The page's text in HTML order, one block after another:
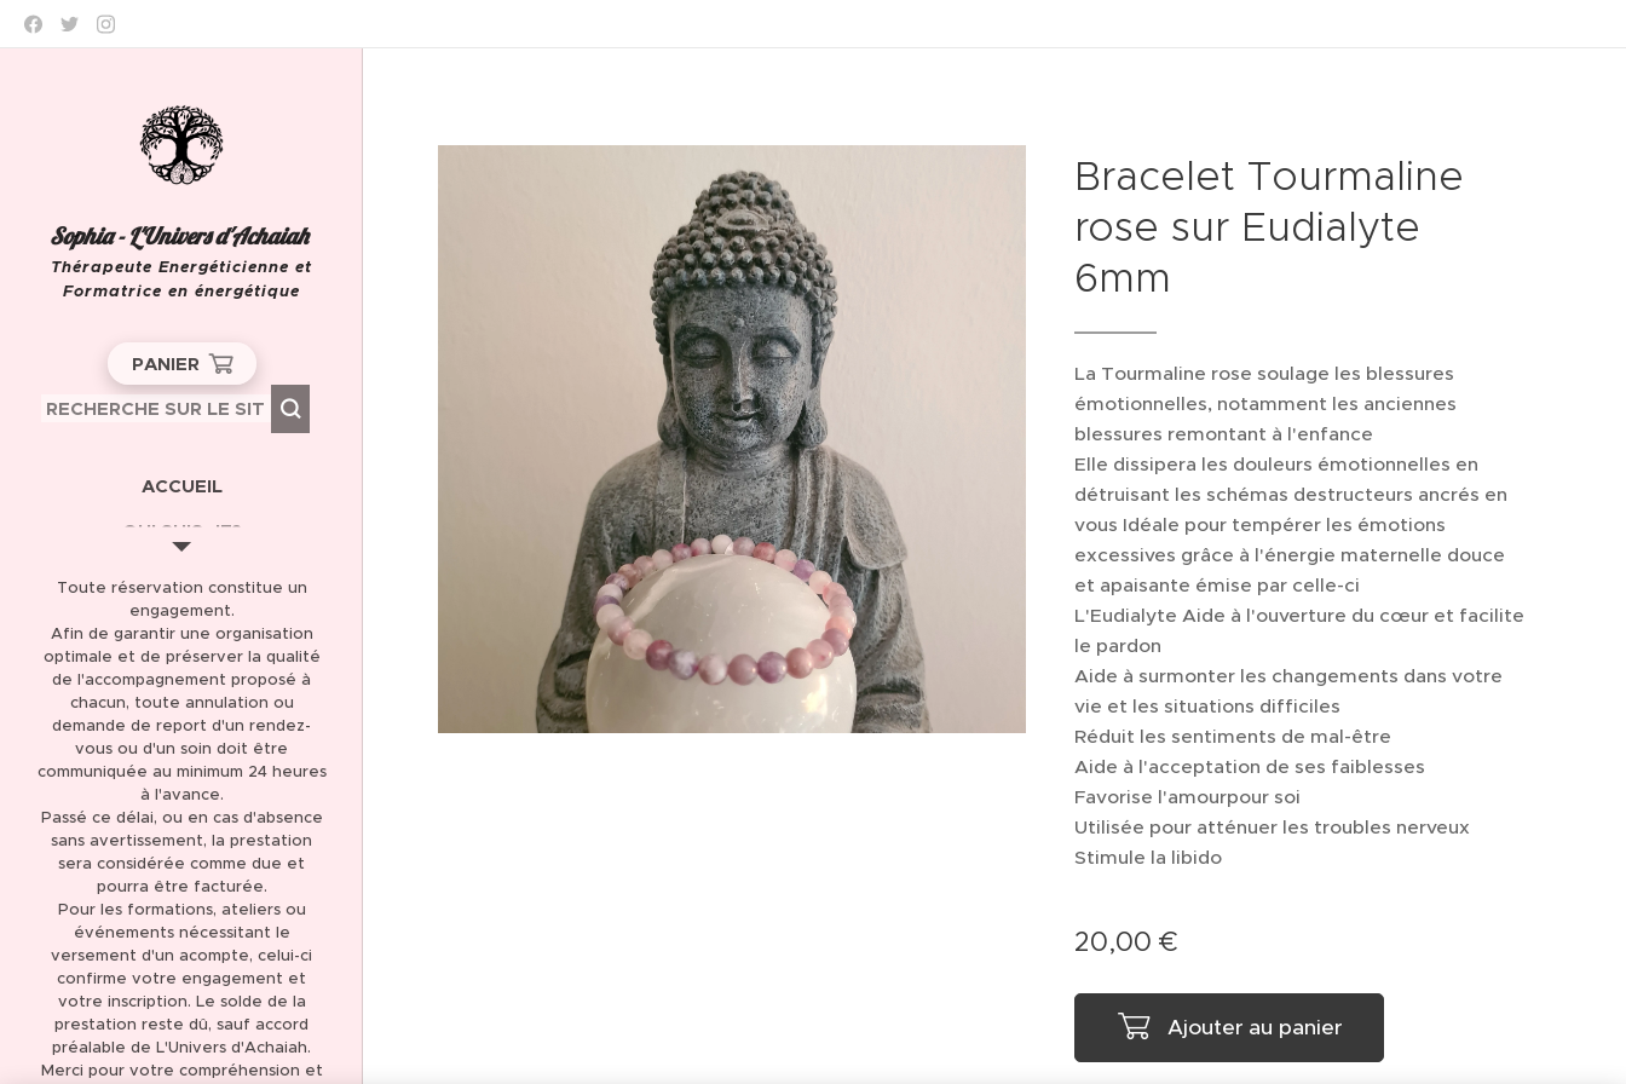
Sophia - L'Univers d'Achaiah
Thérapeute Energéticienne et
Formatrice en énergétique
PANIER
ACCUEIL
QUI SUIS-JE?
AVIS CLIENTS 5,0 *****
(137)
THÉRAPIE ET SOIN
ÉNERGÉTIQUE
LIBÉRATION DES
MÉMOIRES KARMIQUES
LIBÉRATION DES
MÉMOIRES
TRANSGÉNÉRATIONNELLES
FORMATION
MAGNÉTISME ET SOINS
ÉNERGÉTIQUES
FORMATION
CANALISATION
BOUTIQUE EN LIGNE
Bracelet Tourmaline
rose sur Eudialyte
6mm
La Tourmaline rose soulage les blessures
émotionnelles, notamment les anciennes
blessures remontant à l'enfance
Elle dissipera les douleurs émotionnelles en
détruisant les schémas destructeurs ancrés en
vous Idéale pour tempérer les émotions
excessives grâce à l'énergie maternelle douce
et apaisante émise par celle-ci
L'Eudialyte Aide à l'ouverture du cœur et facilite
le pardon
Aide à surmonter les changements dans votre
vie et les situations difficiles
Réduit les sentiments de mal-être
Aide à l'acceptation de ses faiblesses
Favorise l'amourpour soi
Utilisée pour atténuer les troubles nerveux
Stimule la libido
20,00 €
Ajouter au panier
Toute réservation constitue un
engagement.
Afin de garantir une organisation
optimale et de préserver la qualité
de l'accompagnement proposé à
chacun, toute annulation ou
demande de report d'un rendez-
vous ou d'un soin doit être
communiquée au minimum 24 heures
à l'avance.
Passé ce délai, ou en cas d'absence
sans avertissement, la prestation
sera considérée comme due et
pourra être facturée.
Pour les formations, ateliers ou
événements nécessitant le
versement d'un acompte, celui-ci
confirme votre engagement et
votre inscription. Le solde de la
prestation reste dû, sauf accord
préalable de L'Univers d'Achaiah.
Merci pour votre compréhension et